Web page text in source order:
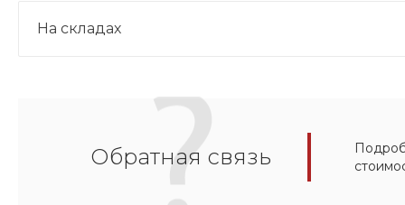
На складах
Обратная связь